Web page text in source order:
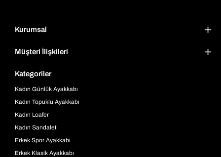
Kurumsal
Müşteri İlişkileri
Kategoriler
Kadın Günlük Ayakkabı
Kadın Topuklu Ayakkabı
Kadın Loafer
Kadın Sandalet
Erkek Spor Ayakkabı
Erkek Klasik Ayakkabı